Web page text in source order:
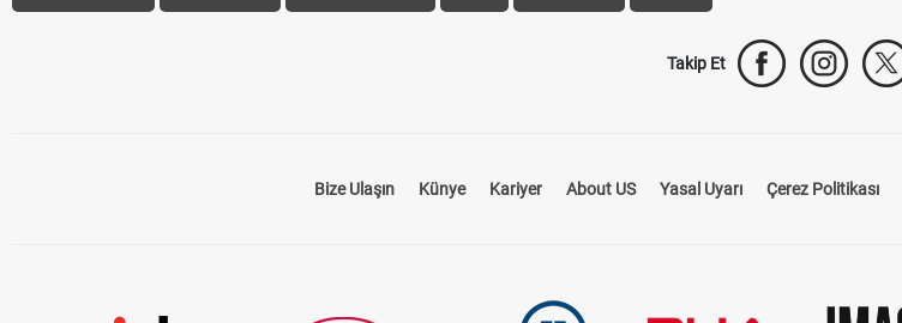
Takip Et
Bize Ulaşın Künye Kariyer About US Yasal Uyarı Çerez Politikası